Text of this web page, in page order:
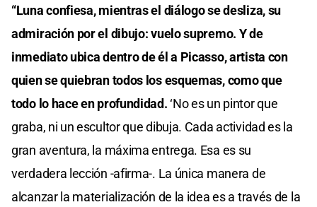
“Luna confiesa, mientras el diálogo se desliza, su
admiración por el dibujo: vuelo supremo. Y de
inmediato ubica dentro de él a Picasso, artista con
quien se quiebran todos los esquemas, como que
todo lo hace en profundidad.‘No es un pintor que
graba, ni un escultor que dibuja. Cada actividad es la
gran aventura, la máxima entrega. Esa es su
verdadera lección -afirma-. La única manera de
alcanzar la materialización de la idea es a través de la